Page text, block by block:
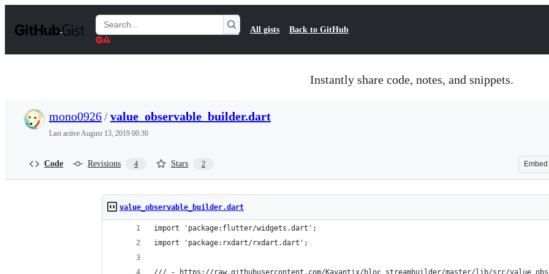
t
Search
Gists
All gists Back to GitHub
Instantly share code, notes, and snippets.
mono0926/value_observable_builder.dart
Last activeAugust 13, 2019 00:30
Code Revisions 4 Stars 2 Embed
value_observable_builder.dart
import 'package:flutter/widgets.dart';
import 'package:rxdart/rxdart.dart';
/// - https://raw.githubusercontent.com/Kavantix/bloc_streambuilder/master/lib/src/